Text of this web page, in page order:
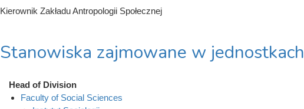
Kierownik Zakładu Antropologii Społecznej
Stanowiska zajmowane w jednostkach
Head of Division
Faculty of Social Sciences